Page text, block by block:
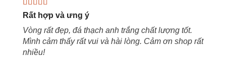
Rất hợp và ưng ý
Vòng rất đẹp, đá thạch anh trắng chất lượng tốt.
Mình cảm thấy rất vui và hài lòng. Cảm ơn shop rất
nhiều!